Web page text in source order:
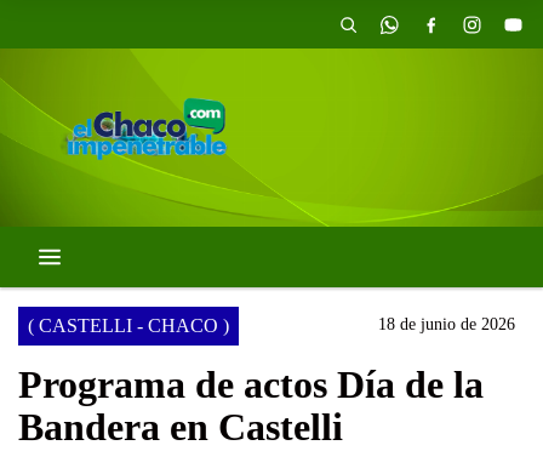
( CASTELLI - CHACO ) 18 de junio de 2026
Programa de actos Día de la
Bandera en Castelli